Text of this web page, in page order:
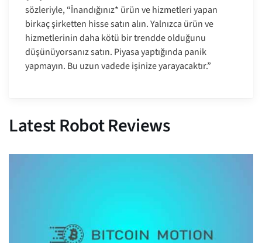
sözleriyle, “İnandığınız* ürün ve hizmetleri yapan
birkaç şirketten hisse satın alın. Yalnızca ürün ve
hizmetlerinin daha kötü bir trendde olduğunu
düşünüyorsanız satın. Piyasa yaptığında panik
yapmayın. Bu uzun vadede işinize yarayacaktır.”
Latest Robot Reviews